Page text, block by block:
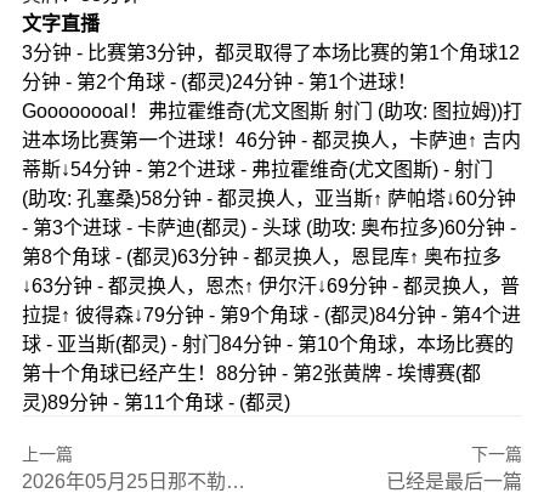
文字直播
3分钟 - 比赛第3分钟，都灵取得了本场比赛的第1个角球12
分钟 - 第2个角球 - (都灵)24分钟 - 第1个进球！
Goooooooal！弗拉霍维奇(尤文图斯 射门 (助攻: 图拉姆))打
进本场比赛第一个进球！46分钟 - 都灵换人，卡萨迪↑ 吉内
蒂斯↓54分钟 - 第2个进球 - 弗拉霍维奇(尤文图斯) - 射门
(助攻: 孔塞桑)58分钟 - 都灵换人，亚当斯↑ 萨帕塔↓60分钟
- 第3个进球 - 卡萨迪(都灵) - 头球 (助攻: 奥布拉多)60分钟 -
第8个角球 - (都灵)63分钟 - 都灵换人，恩昆库↑ 奥布拉多
↓63分钟 - 都灵换人，恩杰↑ 伊尔汗↓69分钟 - 都灵换人，普
拉提↑ 彼得森↓79分钟 - 第9个角球 - (都灵)84分钟 - 第4个进
球 - 亚当斯(都灵) - 射门84分钟 - 第10个角球，本场比赛的
第十个角球已经产生！88分钟 - 第2张黄牌 - 埃博赛(都
灵)89分钟 - 第11个角球 - (都灵)
上一篇
2026年05月25日那不勒斯VS乌迪内斯全场比赛录像回放
下一篇
已经是最后一篇